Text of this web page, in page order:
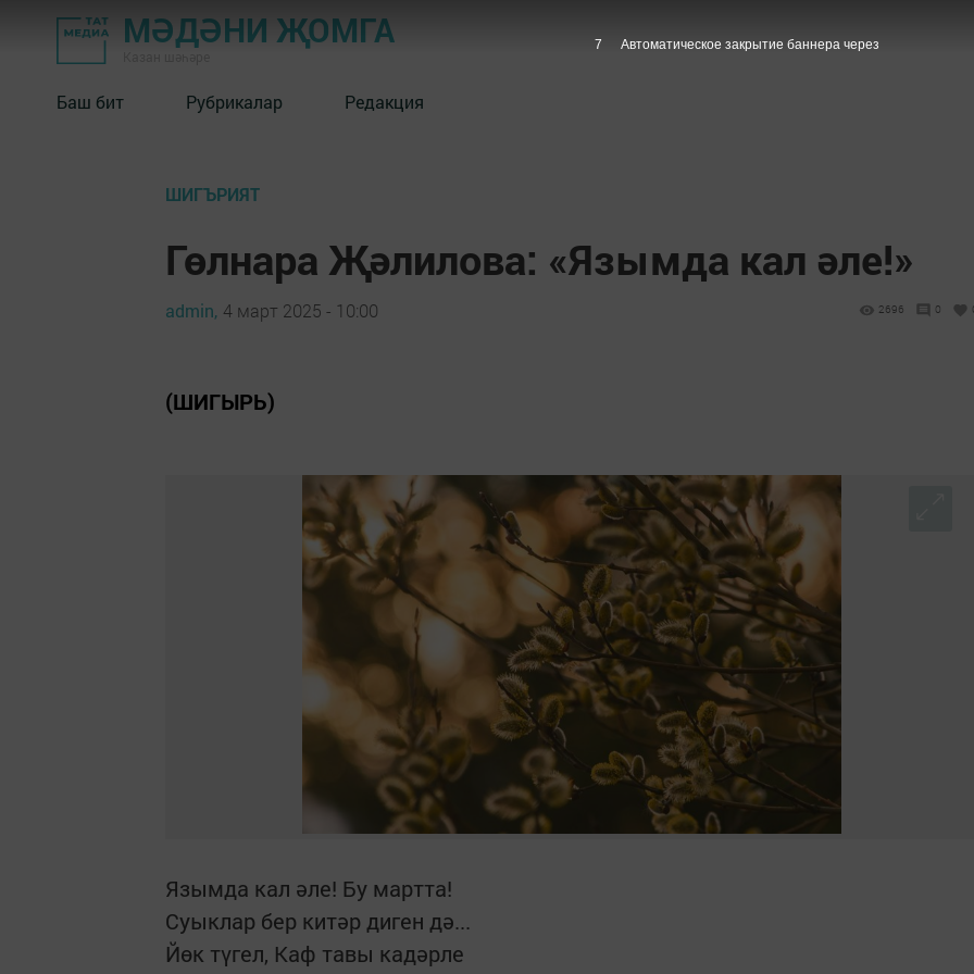
МӘДӘНИ ҖОМГА
Баш бит Рубрикалар Редакция
ШИГЪРИЯТ
Гөлнара Җәлилова: «Язымда кал әле!»
admin, 4 март 2025 - 10:00 2696 0
(ШИГЫРЬ)
Язымда кал әле! Бу мартта!
Суыклар бер китәр диген дә...
Йөк түгел, Каф тавы кадәрле
6 Автоматическое закрытие баннера через